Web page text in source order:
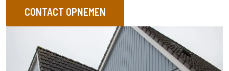
CONTACT OPNEMEN